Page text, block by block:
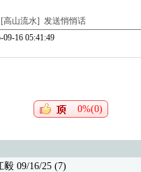
高山流水] 发送悄悄话
09-16 05:41:49
0%(0)
09/16/25 (7)